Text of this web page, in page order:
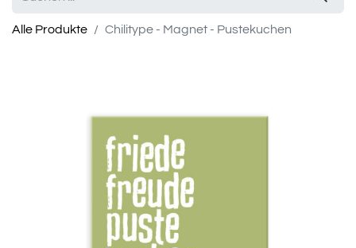
Alle Produkte Chilitype - Magnet - Pustekuchen